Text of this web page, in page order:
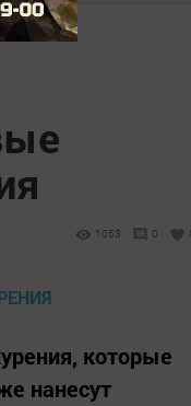
1053 0
которые
нанесут